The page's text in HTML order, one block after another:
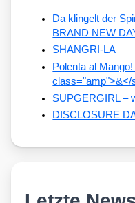
Da klingelt der
BRAND NEW
SHANGRI-LA
Polenta al
SUPGERGIRL –
DISCLOSURE